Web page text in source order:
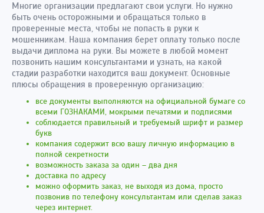
Многие организации предлагают свои услуги. Но нужно
быть очень осторожными и обращаться только в
проверенные места, чтобы не попасть в руки к
мошенникам. Наша компания берет оплату только после
выдачи диплома на руки. Вы можете в любой момент
позвонить нашим консультантами и узнать, на какой
стадии разработки находится ваш документ. Основные
плюсы обращения в проверенную организацию:
все документы выполняются на официальной бумаге со
всеми ГОЗНАКАМИ, мокрыми печатями и подписями
соблюдается правильный и требуемый шрифт и размер
букв
компания содержит всю вашу личную информацию в
полной секретности
возможность заказа за один – два дня
доставка по адресу
можно оформить заказ, не выходя из дома, просто
позвонив по телефону консультантам или сделав заказ
через интернет.